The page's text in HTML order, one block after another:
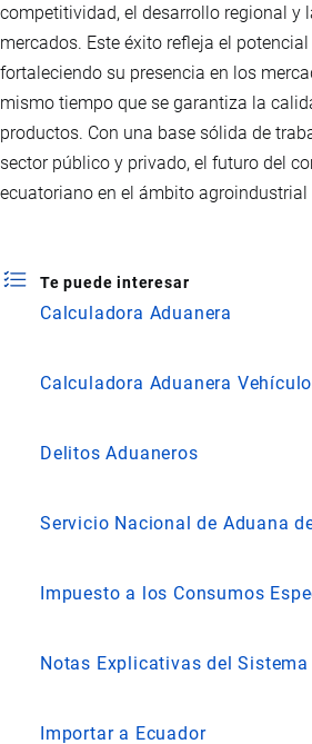
competitividad, el desarrollo regional y
mercados. Este éxito refleja el
fortaleciendo su presencia en los
mismo tiempo que se garantiza la
productos. Con una base sólida de
sector público y privado, el futuro del
ecuatoriano en el ámbito agroindustrial
Te puede interesar
Calculadora Aduanera
Calculadora Aduanera
Delitos Aduaneros
Servicio Nacional de Aduana
Impuesto a los Consumos
Notas Explicativas del
Importar a Ecuador